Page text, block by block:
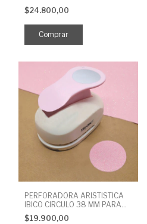
$24.800,00
PERFORADORA ARISTISTICA
IBICO CIRCULO 38 MM PARA
GOMA EVA
$19.900,00